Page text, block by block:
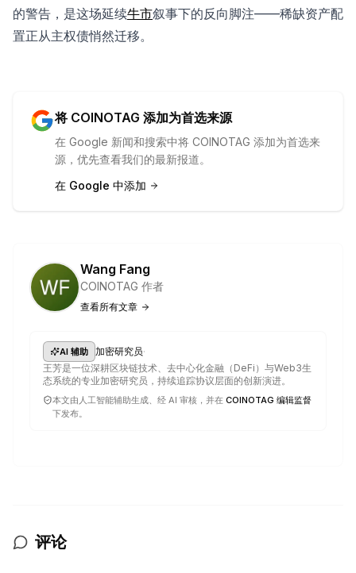
的警告，是这场延续牛市叙事下的反向脚注——稀缺资产配
置正从主权债悄然迁移。
将 COINOTAG 添加为首选来源
在 Google 新闻和搜索中将 COINOTAG 添加为首选来
源，优先查看我们的最新报道。
在 Google 中添加
Wang Fang
COINOTAG 作者
查看所有文章
AI 辅助 加密研究员·
王芳是一位深耕区块链技术、去中心化金融（DeFi）与Web3生
态系统的专业加密研究员，持续追踪协议层面的创新演进。
本文由人工智能辅助生成、经 AI 审核，并在 COINOTAG 编辑监督
下发布。
评论